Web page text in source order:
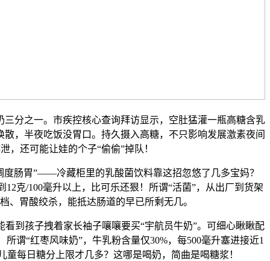
之一。市疾控核心查询拜访显示，空肚猛灌一瓶高糖含乳
，半夜吃饭没胃口。持久摄入高糖，不只影响发展激素夜间
，还可能让娃的个子“偷偷”掉队！
胃”——冷藏柜里的乳酸菌饮料靠这招忽悠了几多宝妈？
12克/100毫升以上，比可乐还狠！所谓“活菌”，从出厂到货架
、胃酸绞杀，能抵达肠道的早已所剩无几。
孩子拽着家长袖子嚷嚷要买“宇航员牛奶”。可细心瞅瞅配
谓“红枣风味奶”，牛乳粉含量仅30%，每500毫升塞进接近1
每日糖分上限才几多？这哪是喝奶，简曲是喝糖浆！